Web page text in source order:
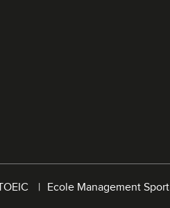
Ecole Management Sport